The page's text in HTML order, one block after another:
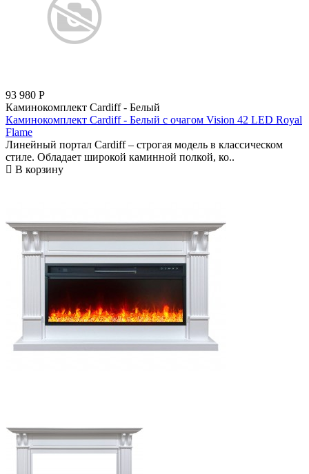
93 980 Р
Каминокомплект Cardiff - Белый
Каминокомплект Cardiff - Белый с очагом Vision 42 LED Royal
Flame
Линейный портал Cardiff – строгая модель в классическом
стиле. Обладает широкой каминной полкой, ко..
В корзину